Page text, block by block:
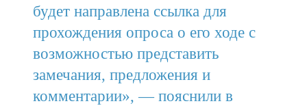
будет направлена ссылка для
прохождения опроса о его ходе с
возможностью представить
замечания, предложения и
комментарии», — пояснили в